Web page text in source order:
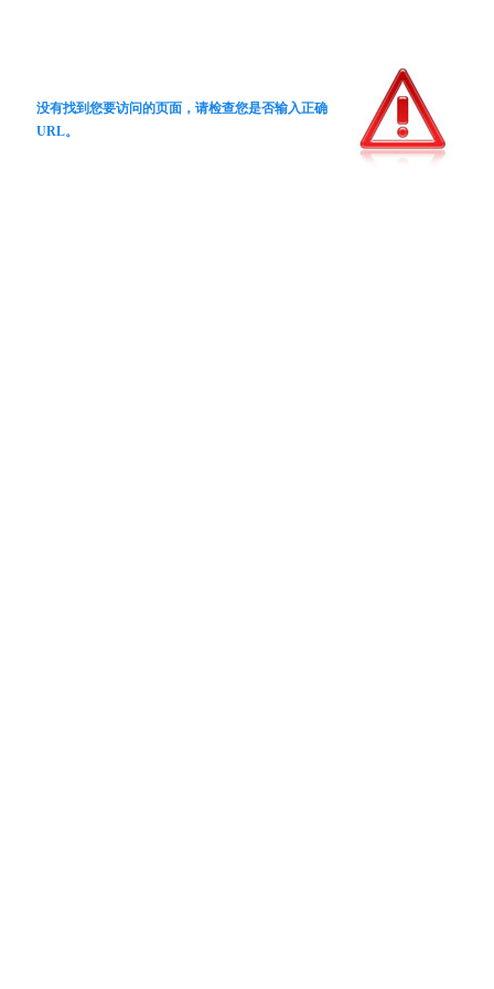
没有找到您要访问的页面，请检查您是否输入正确
URL。